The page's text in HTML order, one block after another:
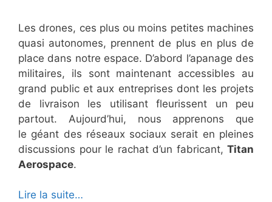
Les drones, ces plus ou moins petites machines
quasi autonomes, prennent de plus en plus de
place dans notre espace. D’abord l’apanage des
militaires, ils sont maintenant accessibles au
grand public et aux entreprises dont les projets
de livraison les utilisant fleurissent un peu
partout. Aujourd’hui, nous apprenons que
le géant des réseaux sociaux serait en pleines
discussions pour le rachat d’un fabricant, Titan
Aerospace.
Lire la suite…